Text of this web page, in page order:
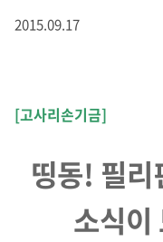
2015.09.17
[고사리손기금]
띵동! 필리
소식이